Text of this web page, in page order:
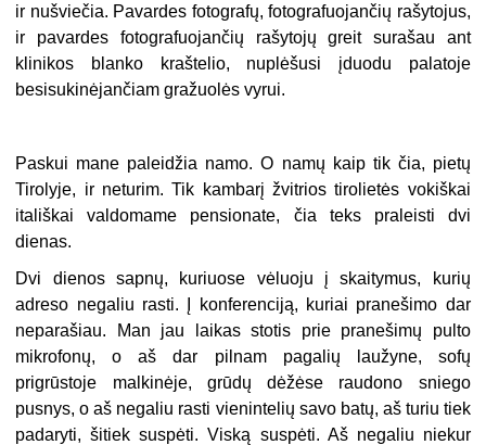
ir nušviečia. Pavardes fotografų, fotografuojančių rašytojus,
ir pavardes fotografuojančių rašytojų greit surašau ant
klinikos blanko kraštelio, nuplėšusi įduodu palatoje
besisukinėjančiam gražuolės vyrui.
Paskui mane paleidžia namo. O namų kaip tik čia, pietų
Tirolyje, ir neturim. Tik kambarį žvitrios tirolietės vokiškai
itališkai valdomame pensionate, čia teks praleisti dvi
dienas.
Dvi dienos sapnų, kuriuose vėluoju į skaitymus, kurių
adreso negaliu rasti. Į konferenciją, kuriai pranešimo dar
neparašiau. Man jau laikas stotis prie pranešimų pulto
mikrofonų, o aš dar pilnam pagalių laužyne, sofų
prigrūstoje malkinėje, grūdų dėžėse raudono sniego
pusnys, o aš negaliu rasti vienintelių savo batų, aš turiu tiek
padaryti, šitiek suspėti. Viską suspėti. Aš negaliu niekur